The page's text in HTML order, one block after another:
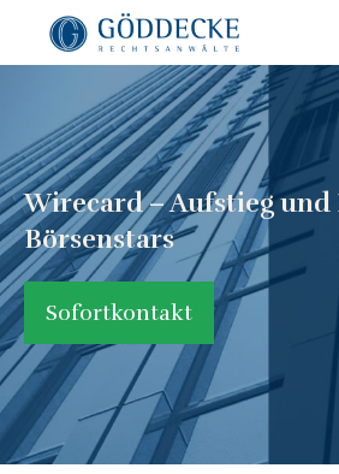
Wirecard – Aufstieg und
Börsenstars
Sofortkontakt